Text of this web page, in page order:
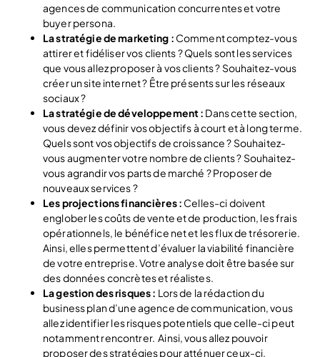
agences de communication concurrentes et votre
buyer persona.
La stratégie de marketing : Comment comptez-vous
attirer et fidéliser vos clients ? Quels sont les services
que vous allez proposer à vos clients ? Souhaitez-vous
créer un site internet ? Être présents sur les réseaux
sociaux ?
La stratégie de développement : Dans cette section,
vous devez définir vos objectifs à court et à long terme.
Quels sont vos objectifs de croissance ? Souhaitez-
vous augmenter votre nombre de clients ? Souhaitez-
vous agrandir vos parts de marché ? Proposer de
nouveaux services ?
Les projections financières : Celles-ci doivent
englober les coûts de vente et de production, les frais
opérationnels, le bénéfice net et les flux de trésorerie.
Ainsi, elles permettent d’évaluer la viabilité financière
de votre entreprise. Votre analyse doit être basée sur
des données concrètes et réalistes.
La gestion des risques : Lors de la rédaction du
business plan d’une agence de communication, vous
allez identifier les risques potentiels que celle-ci peut
notamment rencontrer. Ainsi, vous allez pouvoir
proposer des stratégies pour atténuer ceux-ci.